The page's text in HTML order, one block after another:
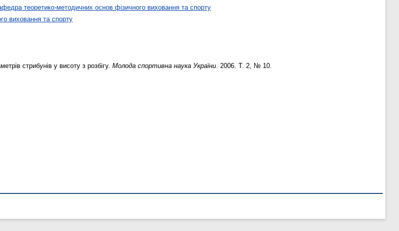
теоретико-методичних основ фізичного виховання та спорту
виховання та спорту
стрибунів у висоту з розбігу. Молода спортивна наука України . 2006. Т. 2, № 10.